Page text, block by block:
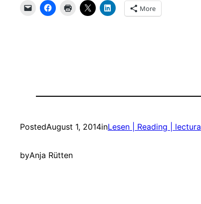
More
PostedAugust 1, 2014inLesen | Reading | lectura
byAnja Rütten